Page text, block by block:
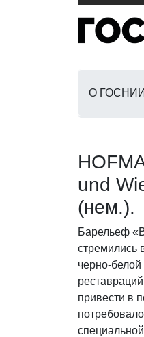
О
und
(нем.).
Барельеф
стремились
черно-
привести в